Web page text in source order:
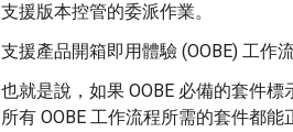
支援版本控管的委派作業。
支援產品開箱即用體驗 (OOBE) 工作
也就是說，如果 OOBE 必備的套件標
所有 OOBE 工作流程所需的套件都